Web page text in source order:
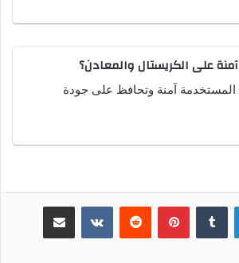
على الكريستال والمعادن؟
المستخدمة آمنة وتحافظ على جودة
لينكدإن بينتيريست مشاركة عبر البريد